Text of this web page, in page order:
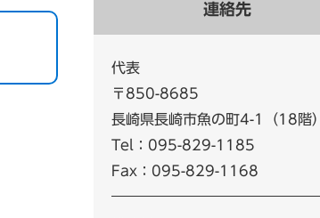
連絡先
代表
〒850-8685
長崎県長崎市魚の町4-1（18階）
Tel：095-829-1185
Fax：095-829-1168